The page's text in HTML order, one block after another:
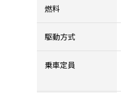
燃料
駆動方式
乗車定員